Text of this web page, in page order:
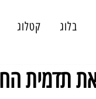
בלוג קטלוג
תדמית